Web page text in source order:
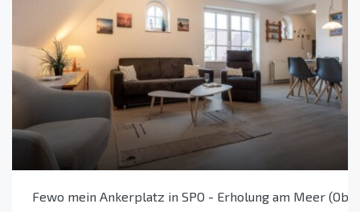
Fewo mein Ankerplatz in SPO - Erholung am Meer